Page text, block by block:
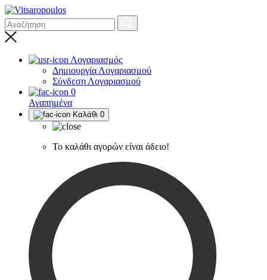
Λογαριασμός
Δημιουργία Λογαριασμού
Σύνδεση Λογαριασμού
0
Αγαπημένα
Καλάθι 0
Το καλάθι αγορών είναι άδειο!